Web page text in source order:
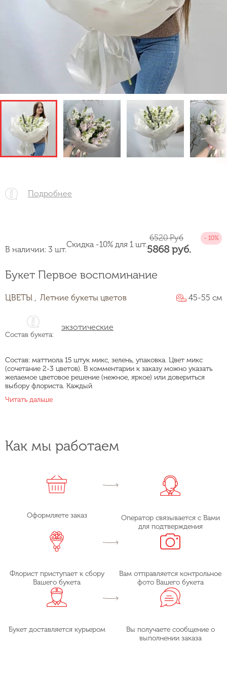
Подробнее
Букет Первое воспоминание
ЦВЕТЫ , Летние букеты цветов 45-55 см
Состав букета:
экзотические
Состав: маттиола 15 штук микс, зелень, упаковка. Цвет микс
(сочетание 2-3 цветов). В комментарии к заказу можно указать
желаемое цветовое решение (нежное, яркое) или довериться
выбору флориста. Каждый
Читать дальше
В наличии: 3 шт.
Скидка -10% для 1 шт.5868 руб.
6520 Руб
Как мы работаем
Оформляете заказ
Оператор связывается с Вами
для подтверждения
Флорист приступает к сбору
Вашего букета
Вам отправляется контрольное
фото Вашего букета
Букет доставляется курьером
Вы получаете сообщение о
выполнении заказа